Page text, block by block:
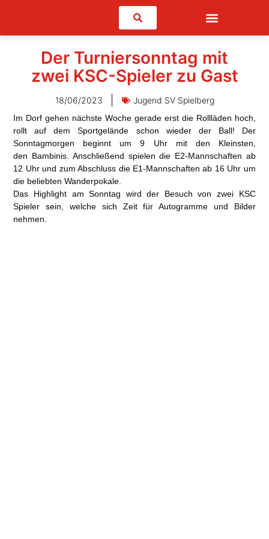
Suchen
Der Turniersonntag mit
zwei KSC-Spieler zu Gast
18/06/2023 Jugend SV Spielberg
Im Dorf gehen nächste Woche gerade erst die Rollläden hoch,
rollt auf dem Sportgelände schon wieder der Ball! Der
Sonntagmorgen beginnt um 9 Uhr mit den Kleinsten,
den Bambinis. Anschließend spielen die E2-Mannschaften ab
12 Uhr und zum Abschluss die E1-Mannschaftenab 16 Uhr um
die beliebten Wanderpokale.
Das Highlight am Sonntag wird der Besuch von zwei KSC
Spieler sein, welche sich Zeit für Autogramme und Bilder
nehmen.